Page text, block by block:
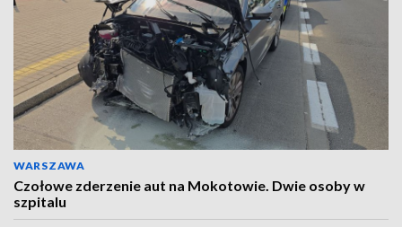
WARSZAWA
Czołowe zderzenie aut na Mokotowie. Dwie osoby w
szpitalu